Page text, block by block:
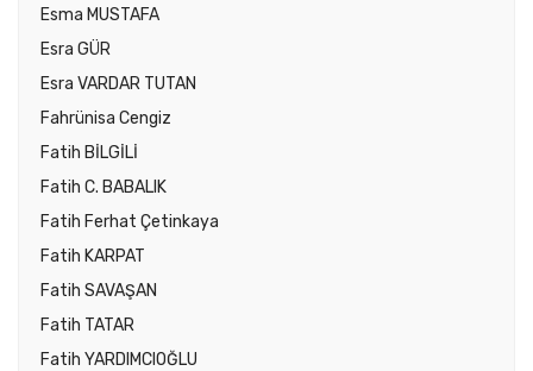
Esma MUSTAFA
Esra GÜR
Esra VARDAR TUTAN
Fahrünisa Cengiz
Fatih BİLGİLİ
Fatih C. BABALIK
Fatih Ferhat Çetinkaya
Fatih KARPAT
Fatih SAVAŞAN
Fatih TATAR
Fatih YARDIMCIOĞLU